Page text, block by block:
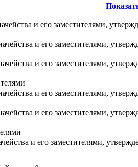
и его заместителями,
и его заместителями,
и его заместителями,
и его заместителями,
и его заместителями,
и его заместителями,